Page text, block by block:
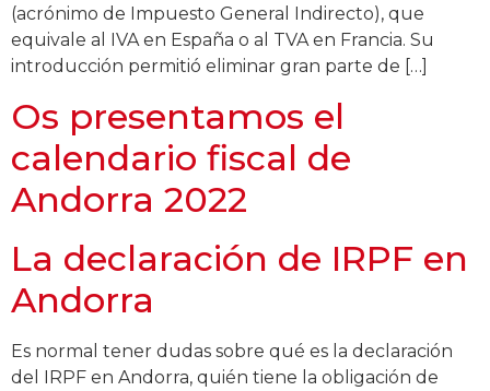
(acrónimo de Impuesto General Indirecto), que
equivale al IVA en España o al TVA en Francia. Su
introducción permitió eliminar gran parte de […]
Os presentamos el
calendario fiscal de
Andorra 2022
La declaración de IRPF en
Andorra
Es normal tener dudas sobre qué es la declaración
del IRPF en Andorra, quién tiene la obligación de